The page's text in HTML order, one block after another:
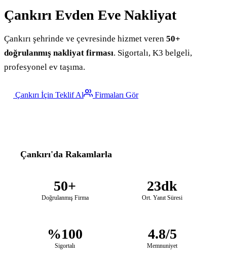
Çankırı Evden Eve Nakliyat
Çankırı şehrinde ve çevresinde hizmet veren 50+
doğrulanmış nakliyat firması. Sigortalı, K3 belgeli,
profesyonel ev taşıma.
Çankırı İçin Teklif Al Firmaları Gör
Çankırı'da Rakamlarla
50+
Doğrulanmış Firma
23dk
Ort. Yanıt Süresi
%100
Sigortalı
4.8/5
Memnuniyet